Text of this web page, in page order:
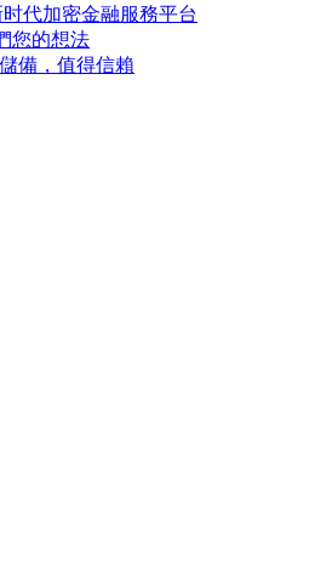
代加密金融服務平台
您的想法
備，值得信賴